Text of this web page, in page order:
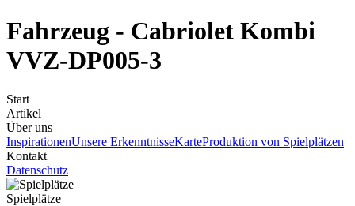
Fahrzeug - Cabriolet Kombi
VVZ-DP005-3
Start
Artikel
Über uns
InspirationenUnsere ErkenntnisseKarteProduktion von Spielplätzen
Kontakt
Datenschutz
Spielplätze